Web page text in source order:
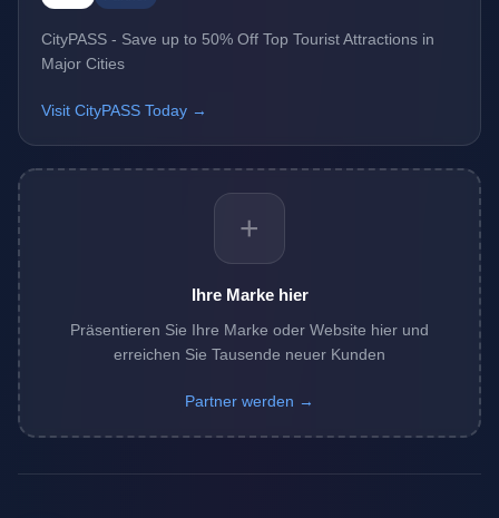
CityPASS - Save up to 50% Off Top Tourist Attractions in
Major Cities
Visit CityPASS Today →
+
Ihre Marke hier
Präsentieren Sie Ihre Marke oder Website hier und
erreichen Sie Tausende neuer Kunden
Partner werden →